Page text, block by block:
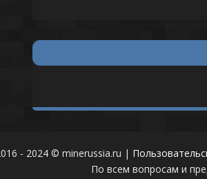
- 2024 © minerussia.ru |
По всем вопросам и